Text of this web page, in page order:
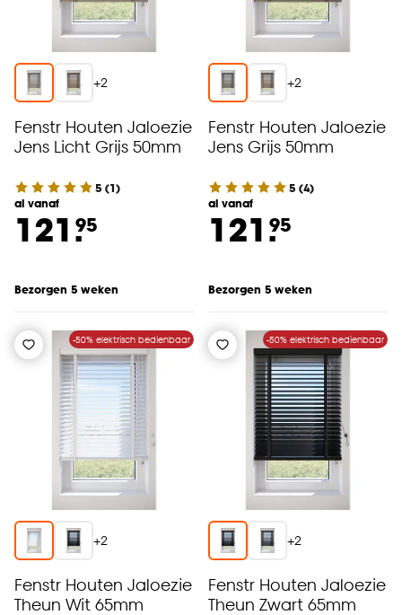
+2
Fenstr Houten Jaloezie
Jens Licht Grijs 50mm
5 (1)
al vanaf
121.95
Bezorgen 5 weken
+2
Fenstr Houten Jaloezie
Jens Grijs 50mm
5 (4)
al vanaf
121.95
Bezorgen 5 weken
-50% elektrisch bedienbaar
+2
Fenstr Houten Jaloezie
Theun Wit 65mm
-50% elektrisch bedienbaar
+2
Fenstr Houten Jaloezie
Theun Zwart 65mm